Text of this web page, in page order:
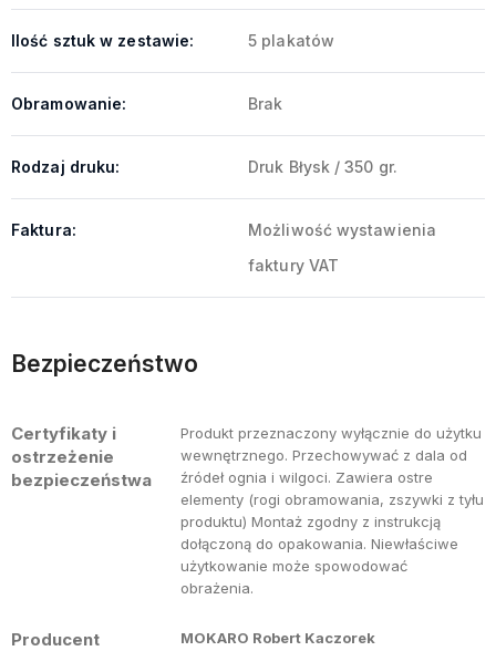
Ilość sztuk w zestawie: 5 plakatów
Obramowanie: Brak
Rodzaj druku: Druk Błysk / 350 gr.
Faktura:
Możliwość wystawienia
faktury VAT
Bezpieczeństwo
Certyfikaty i
ostrzeżenie
bezpieczeństwa
Produkt przeznaczony wyłącznie do użytku
wewnętrznego. Przechowywać z dala od
źródeł ognia i wilgoci. Zawiera ostre
elementy (rogi obramowania, zszywki z tyłu
produktu) Montaż zgodny z instrukcją
dołączoną do opakowania. Niewłaściwe
użytkowanie może spowodować
obrażenia.
Producent
MOKARO Robert Kaczorek